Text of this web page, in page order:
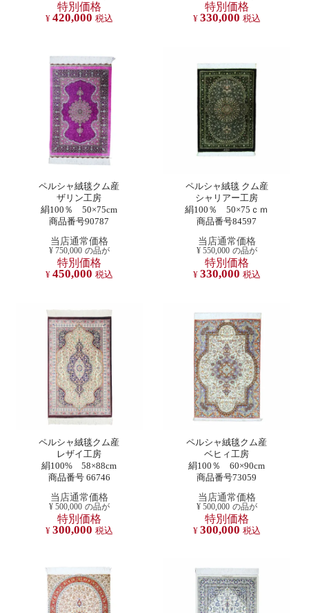
特別価格
¥ 420,000 税込
特別価格
¥ 330,000 税込
ペルシャ絨毯クム産
ザリン工房
絹100％ 50×75cm
商品番号90787
当店通常価格
¥ 750,000 の品が
特別価格
¥ 450,000 税込
ペルシャ絨毯 クム産
シャリアー工房
絹100％ 50×75ｃｍ
商品番号84597
当店通常価格
¥ 550,000 の品が
特別価格
¥ 330,000 税込
ペルシャ絨毯クム産
レザイ工房
絹100% 58×88cm
商品番号 66746
当店通常価格
¥ 500,000 の品が
特別価格
¥ 300,000 税込
ペルシャ絨毯クム産
ベヒィ工房
絹100％ 60×90cm
商品番号73059
当店通常価格
¥ 500,000 の品が
特別価格
¥ 300,000 税込